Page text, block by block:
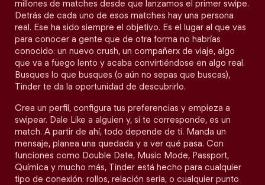
millones de matches desde que lanzamos el primer swipe.
Detrás de cada uno de esos matches hay una persona
real. Ese ha sido siempre el objetivo. Es el lugar al que vas
para conocer a gente que de otra forma no habrías
conocido: un nuevo crush, un compañerx de viaje, algo
que va a fuego lento y acaba convirtiéndose en algo real.
Busques lo que busques (o aún no sepas que buscas),
Tinder te da la oportunidad de descubrirlo.
Crea un perfil, configura tus preferencias y empieza a
swipear. Dale Like a alguien y, si te corresponde, es un
match. A partir de ahí, todo depende de ti. Manda un
mensaje, planea una quedada y a ver qué pasa. Con
funciones como Double Date, Music Mode, Passport,
Química y mucho más, Tinder está hecho para cualquier
tipo de conexión: rollos, relación seria, o cualquier punto